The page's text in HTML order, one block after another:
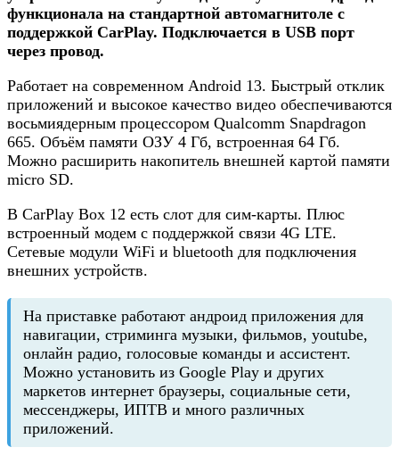
функционала на стандартной автомагнитоле с
поддержкой CarPlay. Подключается в USB порт
через провод.
Работает на современном Android 13. Быстрый отклик
приложений и высокое качество видео обеспечиваются
восьмиядерным процессором Qualcomm Snapdragon
665. Объём памяти ОЗУ 4 Гб, встроенная 64 Гб.
Можно расширить накопитель внешней картой памяти
micro SD.
В CarPlay Box 12 есть слот для сим-карты. Плюс
встроенный модем с поддержкой связи 4G LTE.
Сетевые модули WiFi и bluetooth для подключения
внешних устройств.
На приставке работают андроид приложения для
навигации, стриминга музыки, фильмов, youtube,
онлайн радио, голосовые команды и ассистент.
Можно установить из Google Play и других
маркетов интернет браузеры, социальные сети,
мессенджеры, ИПТВ и много различных
приложений.